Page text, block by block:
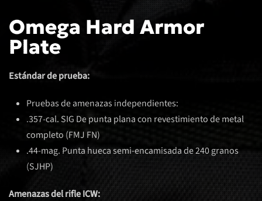
Omega Hard Armor
Plate
Estándar de prueba:
Pruebas de amenazas independientes:
.357-cal. SIG De punta plana con revestimiento de metal
completo (FMJ FN)
.44-mag. Punta hueca semi-encamisada de 240 granos
(SJHP)
Amenazas del rifle ICW: